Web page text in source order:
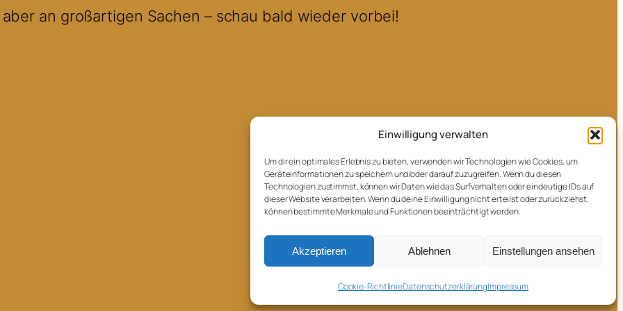
Einwilligung verwalten
Um dir ein optimales Erlebnis zu bieten, verwenden wir Technologien wie Cookies, um
Geräteinformationen zu speichern und/oder darauf zuzugreifen. Wenn du diesen
Technologien zustimmst, können wir Daten wie das Surfverhalten oder eindeutige IDs auf
dieser Website verarbeiten. Wenn du deine Einwilligung nicht erteilst oder zurückziehst,
können bestimmte Merkmale und Funktionen beeinträchtigt werden.
Akzeptieren Ablehnen Einstellungen ansehen
Cookie-RichtlinieDatenschutzerklärungImpressum
an großartigen Sachen – schau bald wieder vorbei!